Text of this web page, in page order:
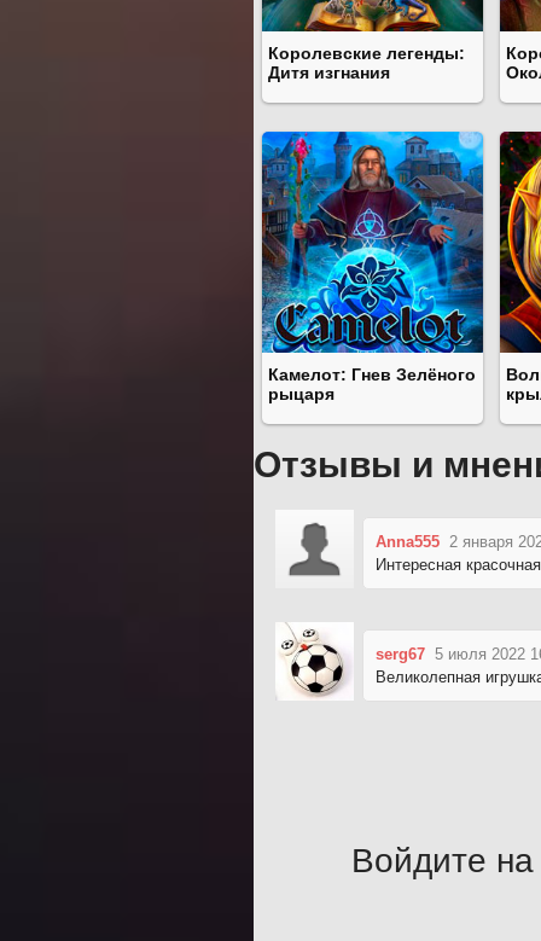
Королевские легенды:
Дитя изгнания
Камелот: Гнев Зелёного
рыцаря
Отзывы и
Anna555 2 января
Интересная
serg67 5 июля 2022
Великолепная
Войдите на